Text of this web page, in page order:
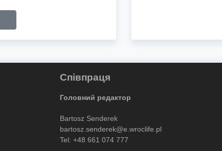
Співпраця
Головний редактор
Bartosz Senderek
bartosz.senderek@e.wroclife.pl
Tel: +48 661 074 777